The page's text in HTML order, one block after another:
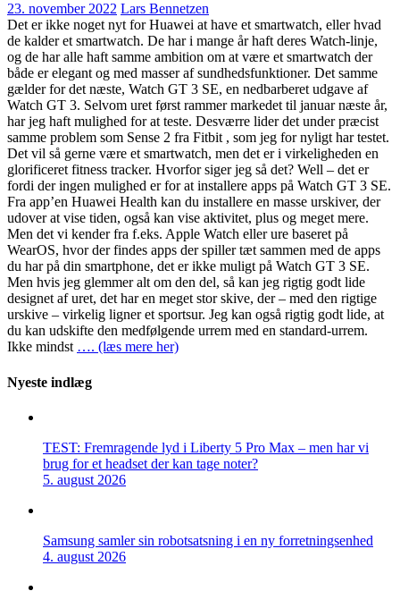
23. november 2022 Lars Bennetzen
Det er ikke noget nyt for Huawei at have et smartwatch, eller hvad
de kalder et smartwatch. De har i mange år haft deres Watch-linje,
og de har alle haft samme ambition om at være et smartwatch der
både er elegant og med masser af sundhedsfunktioner. Det samme
gælder for det næste, Watch GT 3 SE, en nedbarberet udgave af
Watch GT 3. Selvom uret først rammer markedet til januar næste år,
har jeg haft mulighed for at teste. Desværre lider det under præcist
samme problem som Sense 2 fra Fitbit , som jeg for nyligt har testet.
Det vil så gerne være et smartwatch, men det er i virkeligheden en
glorificeret fitness tracker. Hvorfor siger jeg så det? Well – det er
fordi der ingen mulighed er for at installere apps på Watch GT 3 SE.
Fra app’en Huawei Health kan du installere en masse urskiver, der
udover at vise tiden, også kan vise aktivitet, plus og meget mere.
Men det vi kender fra f.eks. Apple Watch eller ure baseret på
WearOS, hvor der findes apps der spiller tæt sammen med de apps
du har på din smartphone, det er ikke muligt på Watch GT 3 SE.
Men hvis jeg glemmer alt om den del, så kan jeg rigtig godt lide
designet af uret, det har en meget stor skive, der – med den rigtige
urskive – virkelig ligner et sportsur. Jeg kan også rigtig godt lide, at
du kan udskifte den medfølgende urrem med en standard-urrem.
Ikke mindst …. (læs mere her)
Nyeste indlæg
TEST: Fremragende lyd i Liberty 5 Pro Max – men har vi
brug for et headset der kan tage noter?
5. august 2026
Samsung samler sin robotsatsning i en ny forretningsenhed
4. august 2026